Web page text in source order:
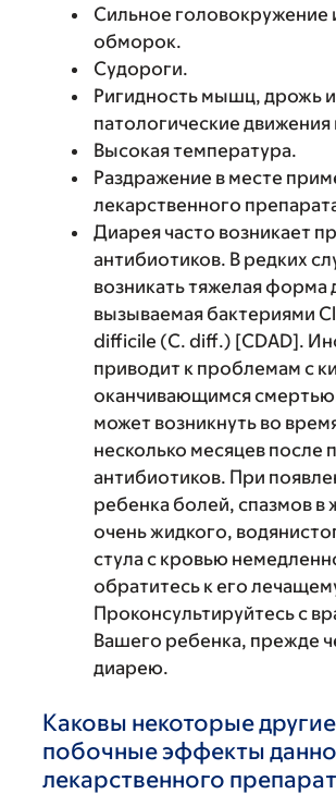
Сильное головокружение
обморок.
Судороги.
Ригидность мышц, дрожь
патологические
Высокая температура.
Раздражение в месте
лекарственного
Диарея часто возникает
антибиотиков. В редких
возникать тяжелая форма
вызываемая бактериями
difficile (C. diff.) [CDAD].
приводит к проблемам с
оканчивающимся
может возникнуть во
несколько месяцев после
антибиотиков. При
ребенка болей, спазмов в
очень жидкого,
стула с кровью
обратитесь к его
Проконсультируйтесь с
Вашего ребенка, прежде
диарею.
Каковы некоторые другие
побочные эффекты
лекарственного